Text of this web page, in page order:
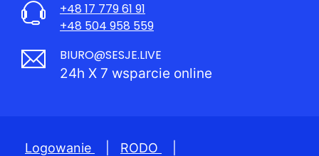
+48 17 779 61 91
+48 504 958 559
BIURO@SESJE.LIVE
24h X 7 wsparcie online
Logowanie RODO